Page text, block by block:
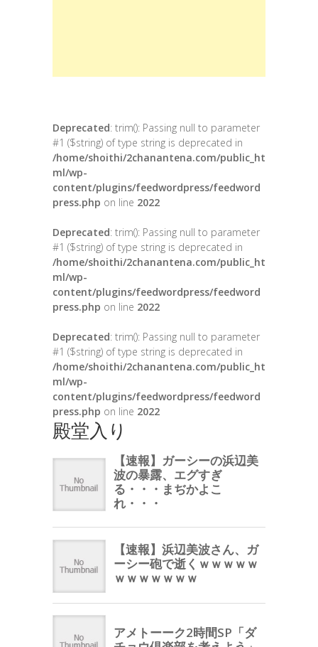
Deprecated: trim(): Passing null to parameter
#1 ($string) of type string is deprecated in
/home/shoithi/2chanantena.com/public_ht
ml/wp-
content/plugins/feedwordpress/feedword
press.php on line 2022
Deprecated: trim(): Passing null to parameter
#1 ($string) of type string is deprecated in
/home/shoithi/2chanantena.com/public_ht
ml/wp-
content/plugins/feedwordpress/feedword
press.php on line 2022
Deprecated: trim(): Passing null to parameter
#1 ($string) of type string is deprecated in
/home/shoithi/2chanantena.com/public_ht
ml/wp-
content/plugins/feedwordpress/feedword
press.php on line 2022
殿堂入り